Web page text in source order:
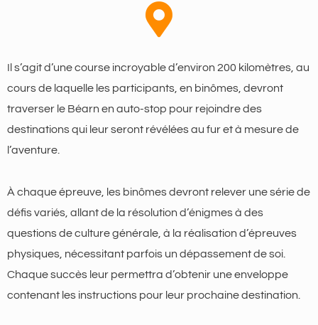
Il s’agit d’une course incroyable d’environ 200 kilomètres, au
cours de laquelle les participants, en binômes, devront
traverser le Béarn en auto-stop pour rejoindre des
destinations qui leur seront révélées au fur et à mesure de
l’aventure.
À chaque épreuve, les binômes devront relever une série de
défis variés, allant de la résolution d’énigmes à des
questions de culture générale, à la réalisation d’épreuves
physiques, nécessitant parfois un dépassement de soi.
Chaque succès leur permettra d’obtenir une enveloppe
contenant les instructions pour leur prochaine destination.